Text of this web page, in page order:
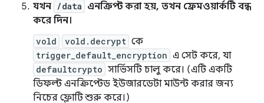
যখন /data এনক্রিপ্ট করা হয়, তখন ফ্রেমওয়ার্কটি বন্ধ
করে দিন।
vold vold.decrypt কে
trigger_default_encryption এ সেট করে, যা
defaultcrypto সার্ভিসটি চালু করে। (এটি একটি
ডিফল্ট এনক্রিপ্টেড ইউজারডেটা মাউন্ট করার জন্য
নিচের ফ্লোটি শুরু করে।)